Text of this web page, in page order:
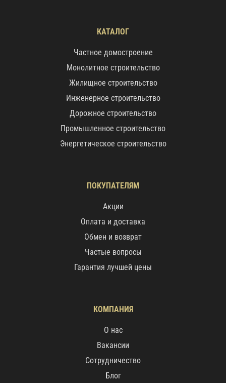
КАТАЛОГ
Частное домостроение
Монолитное строительство
Жилищное строительство
Инженерное строительство
Дорожное строительство
Промышленное строительство
Энергетическое строительство
ПОКУПАТЕЛЯМ
Акции
Оплата и доставка
Обмен и возврат
Частые вопросы
Гарантия лучшей цены
КОМПАНИЯ
О нас
Вакансии
Сотрудничество
Блог